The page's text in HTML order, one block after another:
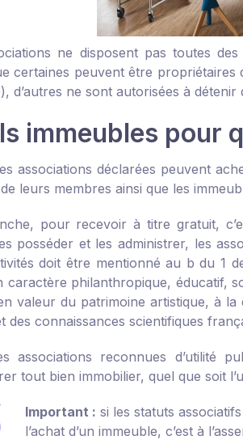
ne disposent pas toutes des
certaines peuvent être
d’autres ne sont autorisées à
immeubles pour
associations déclarées peuvent
leurs membres ainsi que les
pour recevoir à titre gratuit,
posséder et les administrer, les
doit être mentionné au b du 1
caractère philanthropique, éducatif,
valeur du patrimoine artistique, à
des connaissances scientifiques
associations reconnues d’utilité
tout bien immobilier, quel que soit
Important : si les statuts
l’achat d’un immeuble, c’est à